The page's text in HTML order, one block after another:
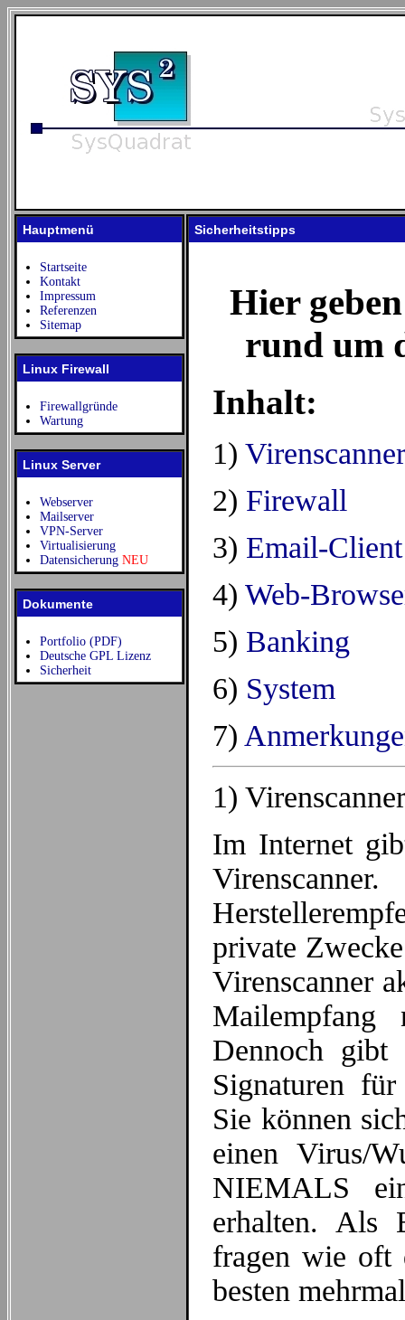
Hauptmenü
Startseite
Kontakt
Impressum
Referenzen
Sitemap
Linux Firewall
Firewallgründe
Wartung
Linux Server
Webserver
Mailserver
VPN-Server
Virtualisierung
DatensicherungNEU
Dokumente
Portfolio (PDF)
Deutsche GPL Lizenz
Sicherheit
Sicherheitstipps
Hier
rund um
Inhalt:
1) Virenscanner
2) Firewall
3) Email-Client
4) Web-
5) Banking
6) System
7)
1)
Im Internet
private
Virenscanner
Mailempfang
Dennoch gibt
Signaturen
Sie können
einen Virus/
NIEMALS
erhalten. Als
fragen wie oft
besten